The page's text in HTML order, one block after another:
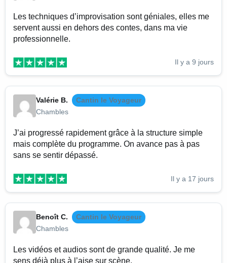
Les techniques d’improvisation sont géniales, elles me
servent aussi en dehors des contes, dans ma vie
professionnelle.
Il y a 9 jours
Valérie B.
Cantin le Voyageur
Chambles
J’ai progressé rapidement grâce à la structure simple
mais complète du programme. On avance pas à pas
sans se sentir dépassé.
Il y a 17 jours
Benoît C.
Cantin le Voyageur
Chambles
Les vidéos et audios sont de grande qualité. Je me
sens déjà plus à l’aise sur scène.